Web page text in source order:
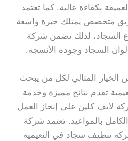
بكفاءة عالية. كما تعتمد
متخصص يمتلك خبرة واسعة
السجاد، لذلك تضمن شركة
السجاد وجودة الأنسجة.
الخيار المثالي لكل من يبحث
تقدم نتائج مميزة وخدمة
لايف كلين على إنجاز العمل
بالمواعيد. تعتمد شركة
تنظيف سجاد في النعيمية